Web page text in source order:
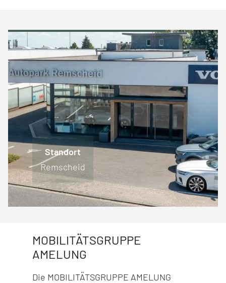
Standort
Engelskirchen
Standort
Lüdenscheid
Standort
Remscheid
Standort
Wiehl
MOBILITÄTSGRUPPE
AMELUNG
Die MOBILITÄTSGRUPPE AMELUNG